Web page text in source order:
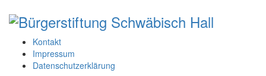
Kontakt
Impressum
Datenschutzerklärung